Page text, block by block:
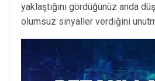
yaklaştığını gördüğünüz anda
olumsuz sinyaller verdiğini